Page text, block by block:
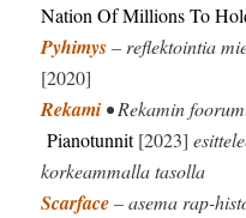
Nation Of Millions To
Pyhimys– reflektointia
[2020]
Rekami • Rekamin
Pianotunnit[2023]
korkeammalla tasolla
Scarface– asema rap-